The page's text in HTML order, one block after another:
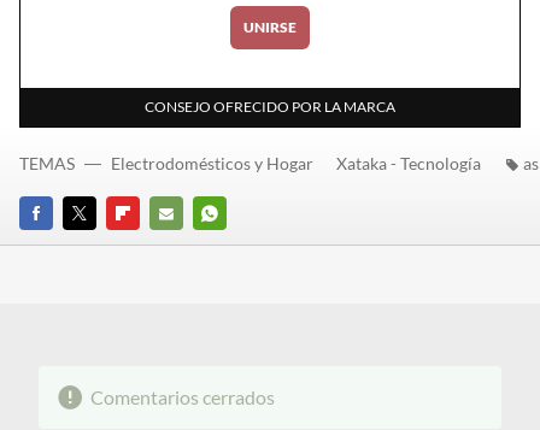
UNIRSE
CONSEJO OFRECIDO POR LA MARCA
FACEBOOK
TWITTERFLIPBOARD
E-
WHATSAPP
TEMAS Electrodomésticos y Hogar Xataka - Tecnología
Comentarios cerrados